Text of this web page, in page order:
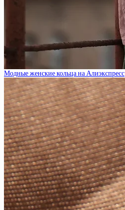
Модные женские кольца на Алиэкспресс